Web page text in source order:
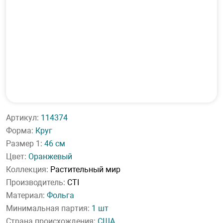
Артикул: 114374
Форма: Круг
Размер 1: 46 см
Цвет: Оранжевый
Коллекция: Растительный мир
Производитель: CTI
Материал: Фольга
Минимальная партия: 1 шт